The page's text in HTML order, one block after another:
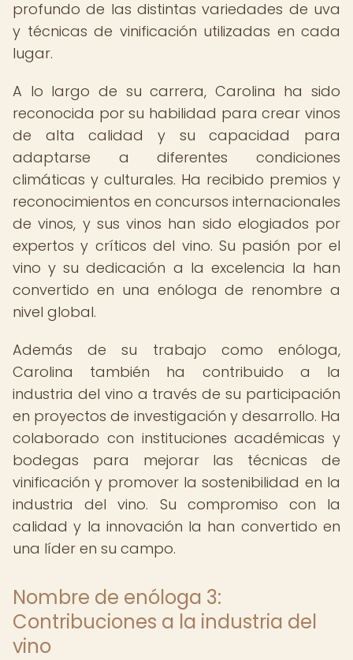
profundo de las distintas variedades de uva
y técnicas de vinificación utilizadas en cada
lugar.
A lo largo de su carrera, Carolina ha sido
reconocida por su habilidad para crear vinos
de alta calidad y su capacidad para
adaptarse a diferentes condiciones
climáticas y culturales. Ha recibido premios y
reconocimientos en concursos internacionales
de vinos, y sus vinos han sido elogiados por
expertos y críticos del vino. Su pasión por el
vino y su dedicación a la excelencia la han
convertido en una enóloga de renombre a
nivel global.
Además de su trabajo como enóloga,
Carolina también ha contribuido a la
industria del vino a través de su participación
en proyectos de investigación y desarrollo. Ha
colaborado con instituciones académicas y
bodegas para mejorar las técnicas de
vinificación y promover la sostenibilidad en la
industria del vino. Su compromiso con la
calidad y la innovación la han convertido en
una líder en su campo.
Nombre de enóloga 3:
Contribuciones a la industria del
vino